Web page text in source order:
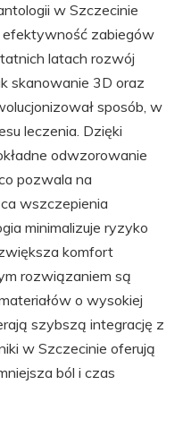
w Szczecinie
efektywność zabiegów
latach rozwój
skanowanie 3D oraz
sposób, w
leczenia. Dzięki
odwzorowanie
pozwala na
wszczepienia
minimalizuje ryzyko
komfort
rozwiązaniem są
o wysokiej
szybszą integrację z
w Szczecinie oferują
ból i czas